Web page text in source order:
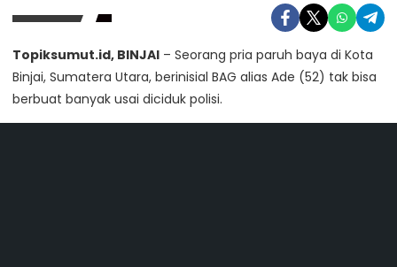
Topiksumut.id, BINJAI – Seorang pria paruh baya di Kota
Binjai, Sumatera Utara, berinisial BAG alias Ade (52) tak bisa
berbuat banyak usai diciduk polisi.